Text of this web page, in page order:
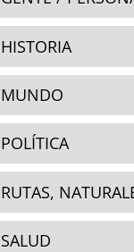
HISTORIA
MUNDO
POLÍTICA
RUTAS,
SALUD